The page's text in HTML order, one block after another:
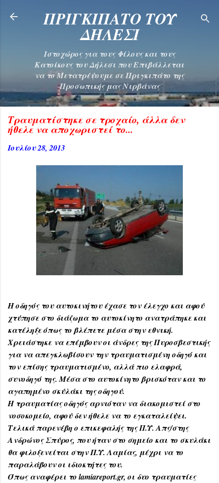
Μετάβαση στο κύριο περιεχόμενο
ΠΡΙΓΚΙΠΑΤΟ ΤΟΥ
ΔΗΛΕΣΙ
Ιστοχώρος για τους Φίλους και τους
Κατοίκους του Δήλεσι που Επιβάλλεται
να το Μετατρέψουμε σε Πριγκιπάτο της
Προσωπικής μας Νιρβάνας
Τραυματίστηκε σε τροχαίο, άλλα δεν
ήθελε να αποχωριστεί το...
Ιουλίου 28, 2013
Ηοδηγός του αυτοκινήτου έχασε τον έλεγχο και αφού
χτύπησε στο διάζωμα το αυτοκίνητο ανατράπηκε και
κατέληξε όπως το βλέπετε μέσα στην εθνική.
Χρειάστηκε να επέμβουν οι άνδρες της Πυροσβεστικής
για να απεγκλωβίσουν την τραυματισμένη οδηγό και
τον επίσης τραυματισμένο, αλλά πιο ελαφρά,
συνοδηγό της. Mέσα στο αυτοκίνητο βρισκόταν και το
αγαπημένο σκύλάκι της οδηγού.
Η τραυματίας οδηγός αρνιόταν να διακομιστεί στο
νοσοκομείο, αφού δεν ήθελε να το εγκαταλείψει.
Τελικά παρενέβη ο επικεφαλής της Π.Υ. Απς/στης
Ανδρώνος Σπύρος, που ήταν στο σημείο και το σκυλάκι
θα φιλοξενείται στην Π.Υ. Λαμίας, μέχρι να το
παραλάβουν οι ιδιοκτήτες του.
Όπως αναφέρει το lamiareport.gr, oι δυο τραυματίες